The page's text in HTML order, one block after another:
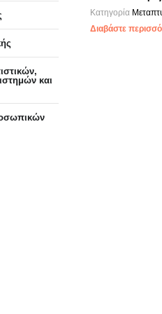
Κατηγορία
Διαβάστε
και